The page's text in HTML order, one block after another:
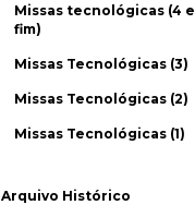
Missas tecnológicas (4 e
fim)
Missas Tecnológicas (3)
Missas Tecnológicas (2)
Missas Tecnológicas (1)
Arquivo Histórico